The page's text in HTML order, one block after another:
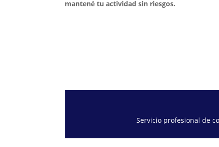
mantené tu actividad sin riesgos.
Servicio profesional de